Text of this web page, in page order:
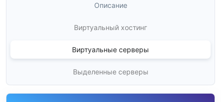
Описание
Виртуальный хостинг
Виртуальные серверы
Выделенные серверы